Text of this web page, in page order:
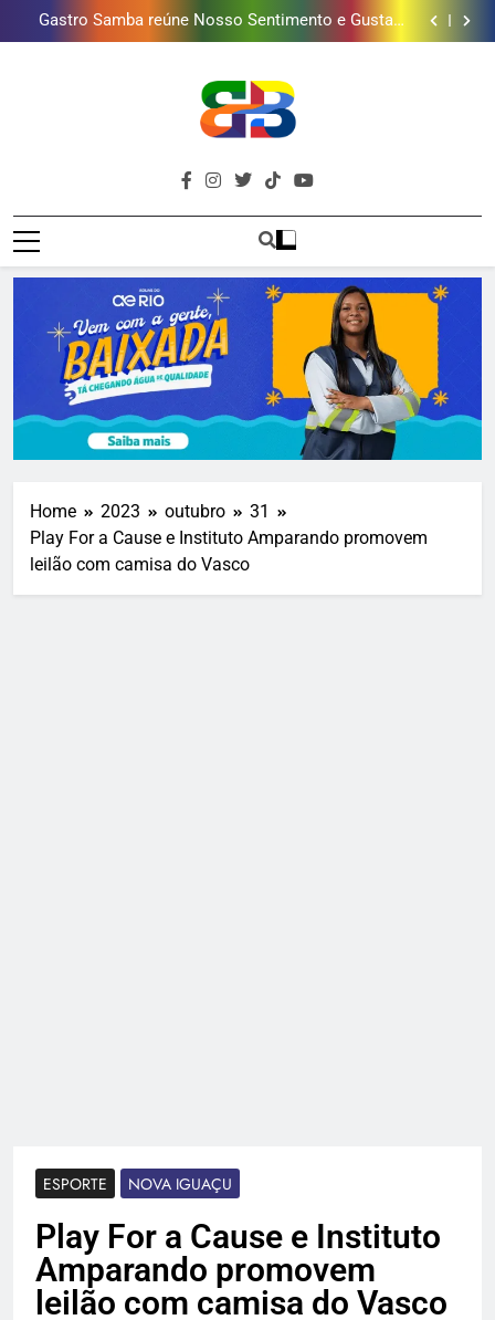
mais combina com ele
Lins em Nova Iguaçu neste fim de semana
Shopping Grande Rio sorteia MacBook e oferece
vinho em campanha de Dia dos Pais
Obra garante a preservação de 190 milhões de litros
presentear o seu pai. Descubra como escolher o que
mais combina com ele
Gastro Samba reúne Nosso Sentimento e Gustavo
Lins em Nova Iguaçu neste fim de semana
Shopping Grande Rio sorteia MacBook e oferece
vinho em campanha de Dia dos Pais
Obra garante a preservação de 190 milhões de litros
de água por ano na Baixada Fluminense
Brava
Baixada
Baixada Fluminense Em Destaque!
Home 2023 outubro
31
Play For a Cause e Instituto Amparando promovem
leilão com camisa do Vasco
ESPORTE NOVA IGUAÇU
Play For a Cause e Instituto
Amparando promovem
leilão com camisa do Vasco